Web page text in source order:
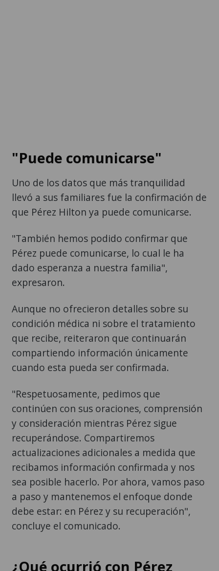
"Puede comunicarse"
Uno de los datos que más tranquilidad
llevó a sus familiares fue la confirmación de
que Pérez Hilton ya puede comunicarse.
"También hemos podido confirmar que
Pérez puede comunicarse, lo cual le ha
dado esperanza a nuestra familia",
expresaron.
Aunque no ofrecieron detalles sobre su
condición médica ni sobre el tratamiento
que recibe, reiteraron que continuarán
compartiendo información únicamente
cuando esta pueda ser confirmada.
"Respetuosamente, pedimos que
continúen con sus oraciones, comprensión
y consideración mientras Pérez sigue
recuperándose. Compartiremos
actualizaciones adicionales a medida que
recibamos información confirmada y nos
sea posible hacerlo. Por ahora, vamos paso
a paso y mantenemos el enfoque donde
debe estar: en Pérez y su recuperación",
concluye el comunicado.
¿Qué ocurrió con Pérez